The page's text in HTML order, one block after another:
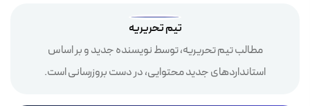
تیم تحریریه
مطالب تیم تحریریه، توسط نویسنده جدید و بر اساس
استانداردهای جدید محتوایی، در دست بروزرسانی است.